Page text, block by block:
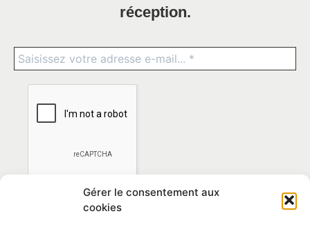
Gérer le consentement aux
cookies
réception.